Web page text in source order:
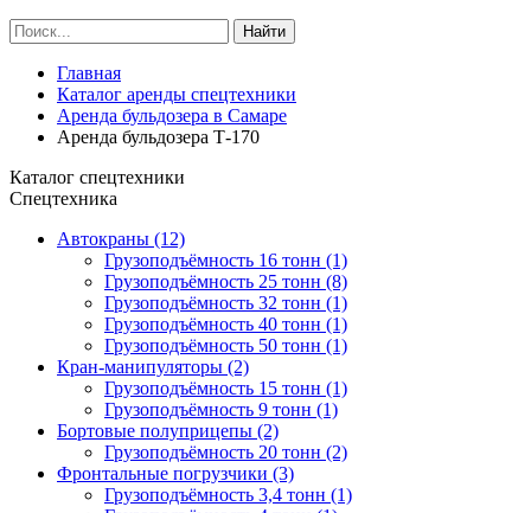
Найти
Главная
Каталог аренды спецтехники
Аренда бульдозера в Самаре
Аренда бульдозера Т-170
Каталог cпецтехники
Спецтехника
Автокраны (12)
Грузоподъёмность 16 тонн (1)
Грузоподъёмность 25 тонн (8)
Грузоподъёмность 32 тонн (1)
Грузоподъёмность 40 тонн (1)
Грузоподъёмность 50 тонн (1)
Кран-манипуляторы (2)
Грузоподъёмность 15 тонн (1)
Грузоподъёмность 9 тонн (1)
Бортовые полуприцепы (2)
Грузоподъёмность 20 тонн (2)
Фронтальные погрузчики (3)
Грузоподъёмность 3,4 тонн (1)